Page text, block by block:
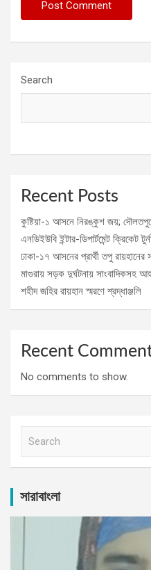
Search
Recent Posts
কুষ্টিয়া-১ আসনে নিরঙ্কুশ জয়;
এনডিইউবি ইন্টার-ডিপার্টমেন্ট ক্রিকেট
ঢাকা-১৭ আসনের প্রার্থী তপু রায়হানের
মাগুরায় সড়ক দুর্ঘটনায় সাংবাদিকসহ
শহীদ জহির রায়হান স্মরণে শ্রদ্ধাঞ্জলি
Recent
No comments to show.
c
সারাবাংলা